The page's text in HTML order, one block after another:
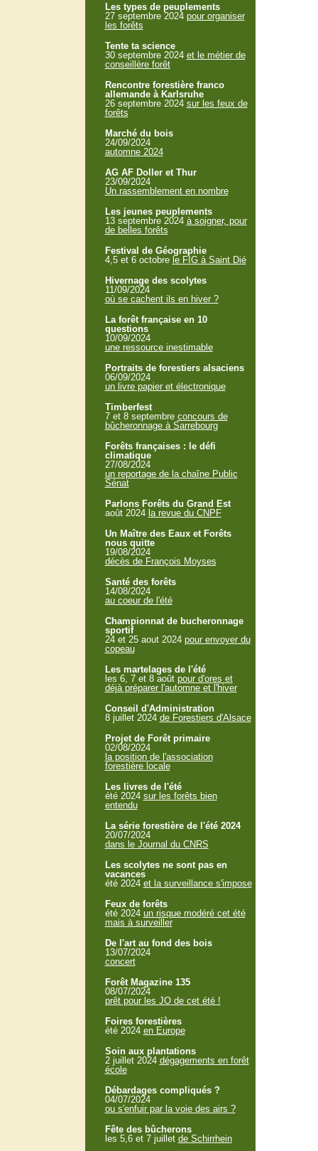
Les types de peuplements
27 septembre 2024 pour organiser
les forêts
Tente ta science
30 septembre 2024 et le métier de
conseillère forêt
Rencontre forestière franco
allemande à Karlsruhe
26 septembre 2024 sur les feux de
forêts
Marché du bois
24/09/2024
automne 2024
AG AF Doller et Thur
23/09/2024
Un rassemblement en nombre
Les jeunes peuplements
13 septembre 2024 à soigner, pour
de belles forêts
Festival de Géographie
4,5 et 6 octobre le FIG à Saint Dié
Hivernage des scolytes
11/09/2024
où se cachent ils en hiver ?
La forêt française en 10
questions
10/09/2024
une ressource inestimable
Portraits de forestiers alsaciens
06/09/2024
un livre papier et électronique
Timberfest
7 et 8 septembre concours de
bûcheronnage à Sarrebourg
Forêts françaises : le défi
climatique
27/08/2024
un reportage de la chaîne Public
Sénat
Parlons Forêts du Grand Est
août 2024 la revue du CNPF
Un Maître des Eaux et Forêts
nous quitte
19/08/2024
décès de François Moyses
Santé des forêts
14/08/2024
au coeur de l'été
Championnat de bucheronnage
sportif
24 et 25 aout 2024 pour envoyer du
copeau
Les martelages de l'été
les 6, 7 et 8 août pour d'ores et
déjà préparer l'automne et l'hiver
Conseil d'Administration
8 juillet 2024 de Forestiers d'Alsace
Projet de Forêt primaire
02/08/2024
la position de l'association
forestière locale
Les livres de l'été
été 2024 sur les forêts bien
entendu
La série forestière de l'été 2024
20/07/2024
dans le Journal du CNRS
Les scolytes ne sont pas en
vacances
été 2024 et la surveillance s'impose
Feux de forêts
été 2024 un risque modéré cet été
mais à surveiller
De l'art au fond des bois
13/07/2024
concert
Forêt Magazine 135
08/07/2024
prêt pour les JO de cet été !
Foires forestières
été 2024 en Europe
Soin aux plantations
2 juillet 2024 dégagements en forêt
école
Débardages compliqués ?
04/07/2024
ou s'enfuir par la voie des airs ?
Fête des bûcherons
les 5,6 et 7 juillet de Schirrhein